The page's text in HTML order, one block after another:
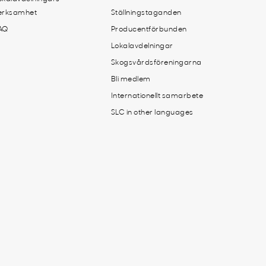
Ställningstaganden
Producentförbunden
Lokalavdelningar
Skogsvårdsföreningarna
Bli medlem
Internationellt samarbete
SLC in other languages